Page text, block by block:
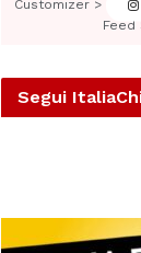
Customizer >
Feed
Segui